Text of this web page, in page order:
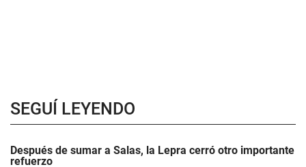
SEGUÍ LEYENDO
Después de sumar a Salas, la Lepra cerró otro importante
refuerzo